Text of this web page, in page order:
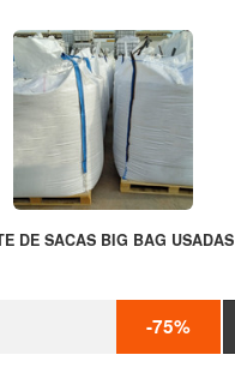
DE SACAS BIG BAG USADAS
-75%